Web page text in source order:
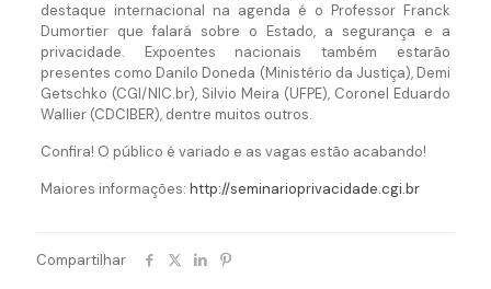
destaque internacional na agenda é o Professor Franck
Dumortier que falará sobre o Estado, a segurança e a
privacidade. Expoentes nacionais também estarão
presentes como Danilo Doneda (Ministério da Justiça), Demi
Getschko (CGI/NIC.br), Silvio Meira (UFPE), Coronel Eduardo
Wallier (CDCIBER), dentre muitos outros.
Confira! O público é variado e as vagas estão acabando!
Maiores informações: http://seminarioprivacidade.cgi.br
Compartilhar